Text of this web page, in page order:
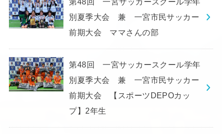
別夏季大会 兼 一宮市民サッカー
前期大会 ママさんの部
第48回 一宮サッカースクール学年
別夏季大会 兼 一宮市民サッカー
前期大会 【スポーツDEPOカッ
プ】2年生